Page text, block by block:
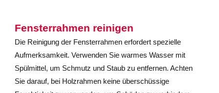
Fensterrahmen reinigen
Die Reinigung der Fensterrahmen erfordert spezielle
Aufmerksamkeit. Verwenden Sie warmes Wasser mit
Spülmittel, um Schmutz und Staub zu entfernen. Achten
Sie darauf, bei Holzrahmen keine überschüssige